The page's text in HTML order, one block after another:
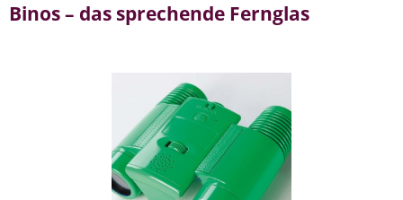
Binos – das sprechende Fernglas